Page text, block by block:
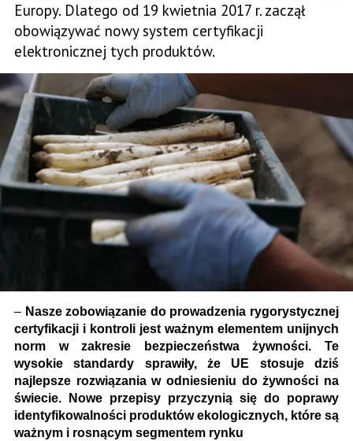
Europy. Dlatego od 19 kwietnia 2017 r. zaczął
obowiązywać nowy system certyfikacji
elektronicznej tych produktów.
– Nasze zobowiązanie do prowadzenia rygorystycznej
certyfikacji i kontroli jest ważnym elementem unijnych
norm w zakresie bezpieczeństwa żywności. Te
wysokie standardy sprawiły, że UE stosuje dziś
najlepsze rozwiązania w odniesieniu do żywności na
świecie. Nowe przepisy przyczynią się do poprawy
identyfikowalności produktów ekologicznych, które są
ważnym i rosnącym segmentem rynku